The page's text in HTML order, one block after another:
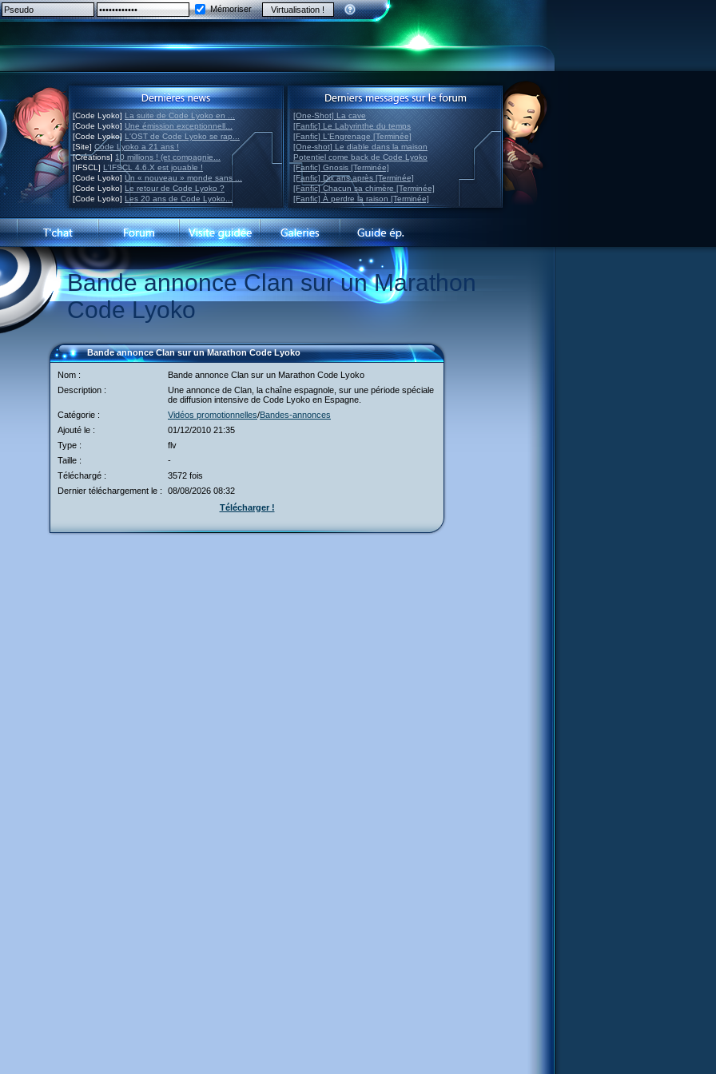
Mémoriser
[Code Lyoko] La suite de Code Lyoko en ...
[Code Lyoko] Une émission exceptionnell...
[Code Lyoko] L'OST de Code Lyoko se rap...
[Site] Code Lyoko a 21 ans !
[Créations] 10 millions ! (et compagnie...
[IFSCL] L'IFSCL 4.6.X est jouable !
[Code Lyoko] Un « nouveau » monde sans ...
[Code Lyoko] Le retour de Code Lyoko ?
[Code Lyoko] Les 20 ans de Code Lyoko...
[One-Shot] La cave
[Fanfic] Le Labyrinthe du temps
[Fanfic] L'Engrenage [Terminée]
[One-shot] Le diable dans la maison
Potentiel come back de Code Lyoko
[Fanfic] Gnosis [Terminée]
[Fanfic] Dix ans après [Terminée]
[Fanfic] Chacun sa chimère [Terminée]
[Fanfic] À perdre la raison [Terminée]
Bande annonce Clan sur un Marathon
Code Lyoko
Bande annonce Clan sur un Marathon Code Lyoko
Nom :
Bande annonce Clan sur un Marathon Code Lyoko
Description :
Une annonce de Clan, la chaîne espagnole, sur une période spéciale
de diffusion intensive de Code Lyoko en Espagne.
Catégorie :
Vidéos promotionnelles/Bandes-annonces
Ajouté le :
01/12/2010 21:35
Type :
flv
Taille :
-
Téléchargé :
3572 fois
Dernier téléchargement le :
08/08/2026 08:32
Télécharger !